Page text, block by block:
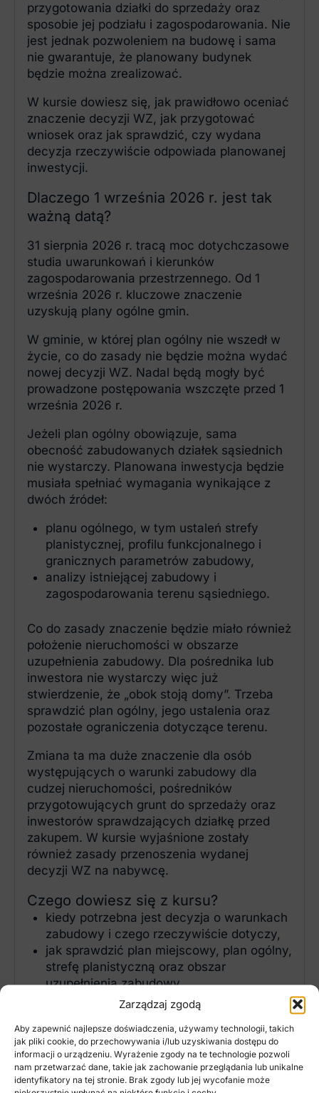
Zarządzaj zgodą
Aby zapewnić najlepsze doświadczenia, używamy technologii, takich
jak pliki cookie, do przechowywania i/lub uzyskiwania dostępu do
informacji o urządzeniu. Wyrażenie zgody na te technologie pozwoli
nam przetwarzać dane, takie jak zachowanie przeglądania lub unikalne
identyfikatory na tej stronie. Brak zgody lub jej wycofanie może
przygotowania działki do sprzedaży oraz
sposobie jej podziału i zagospodarowania. Nie
jest jednak pozwoleniem na budowę i sama
nie gwarantuje, że planowany budynek
będzie można zrealizować.
W kursie dowiesz się, jak prawidłowo oceniać
znaczenie decyzji WZ, jak przygotować
wniosek oraz jak sprawdzić, czy wydana
decyzja rzeczywiście odpowiada planowanej
inwestycji.
Dlaczego 1 września 2026 r. jest tak
ważną datą?
31 sierpnia 2026 r. tracą moc dotychczasowe
studia uwarunkowań i kierunków
zagospodarowania przestrzennego. Od 1
września 2026 r. kluczowe znaczenie
uzyskują plany ogólne gmin.
W gminie, w której plan ogólny nie wszedł w
życie, co do zasady nie będzie można wydać
nowej decyzji WZ. Nadal będą mogły być
prowadzone postępowania wszczęte przed 1
września 2026 r.
Jeżeli plan ogólny obowiązuje, sama
obecność zabudowanych działek sąsiednich
nie wystarczy. Planowana inwestycja będzie
musiała spełniać wymagania wynikające z
dwóch źródeł:
planu ogólnego, w tym ustaleń strefy
planistycznej, profilu funkcjonalnego i
granicznych parametrów zabudowy,
analizy istniejącej zabudowy i
zagospodarowania terenu sąsiedniego.
Co do zasady znaczenie będzie miało również
położenie nieruchomości w obszarze
uzupełnienia zabudowy. Dla pośrednika lub
inwestora nie wystarczy więc już
stwierdzenie, że „obok stoją domy”. Trzeba
sprawdzić plan ogólny, jego ustalenia oraz
pozostałe ograniczenia dotyczące terenu.
Zmiana ta ma duże znaczenie dla osób
występujących o warunki zabudowy dla
cudzej nieruchomości, pośredników
przygotowujących grunt do sprzedaży oraz
inwestorów sprawdzających działkę przed
zakupem. W kursie wyjaśnione zostały
również zasady przenoszenia wydanej
decyzji WZ na nabywcę.
Czego dowiesz się z kursu?
kiedy potrzebna jest decyzja o warunkach
zabudowy i czego rzeczywiście dotyczy,
jak sprawdzić plan miejscowy, plan ogólny,
strefę planistyczną oraz obszar
uzupełnienia zabudowy,
jak ocenić potencjał działki przed zakupem
lub przyjęciem jej do sprzedaży,
jak określić teren inwestycji i przygotować
wniosek o wydanie decyzji WZ,
jakie mapy, informacje i parametry należy
dołączyć do wniosku,